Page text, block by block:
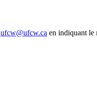
ufcw@ufcw.ca en indiquant le